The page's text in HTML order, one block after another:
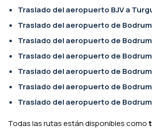
Traslado del aeropuerto BJV a
Traslado del aeropuerto de Bodrum
Traslado del aeropuerto de
Traslado del aeropuerto de
Traslado del aeropuerto de
Traslado del aeropuerto de
Traslado del aeropuerto de
Todas las rutas están disponibles como